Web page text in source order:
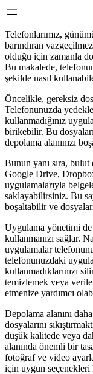
Telefonlarımız,
barındıran
olduğu için zamanla
Bu makalede,
şekilde nasıl
Öncelikle, gereksiz
Telefonunuzda
kullanmadığınız
birikebilir. Bu
depolama alanınızı
Bunun yanı sıra,
Google Drive,
uygulamalarıyla
saklayabilirsiniz. Bu
boşaltabilir ve
Uygulama yönetimi de
kullanmanızı sağlar.
uygulamalar
telefonunuzdaki
kullanmadıklarınızı
temizlemek veya
etmenize yardımcı
Depolama alanını
dosyalarını
düşük kalitede veya
alanında önemli bir
fotoğraf ve video
için uygun seçenekleri